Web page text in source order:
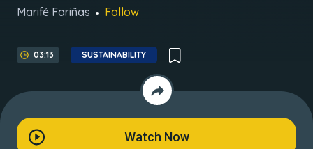
Marifé Fariñas Follow
03:13 SUSTAINABILITY
Watch Now